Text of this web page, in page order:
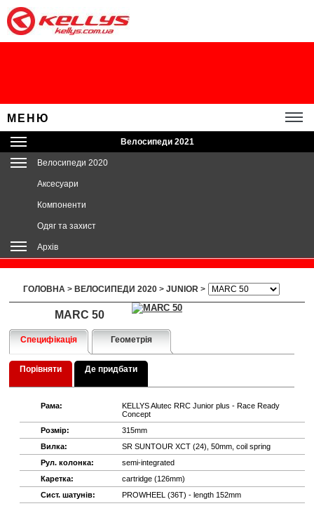
МЕНЮ
Велосипеди 2021
Велосипеди 2020
Аксесуари
Компоненти
Одяг та захист
Архів
ГОЛОВНА > ВЕЛОСИПЕДИ 2020 > JUNIOR >
MARC 50
Специфікація Геометрія
Порівняти Де придбати
Рама:
KELLYS Alutec RRC Junior plus - Race Ready
Concept
Розмір:
315mm
Вилка:
SR SUNTOUR XCT (24), 50mm, coil spring
Рул. колонка:
semi-integrated
Каретка:
cartridge (126mm)
Сист. шатунів:
PROWHEEL (36T) - length 152mm